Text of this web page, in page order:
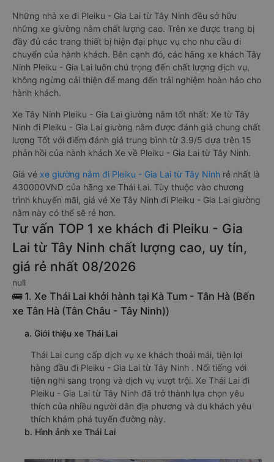
Những nhà xe đi Pleiku - Gia Lai từ Tây Ninh đều sở hữu
những xe giường nằm chất lượng cao. Trên xe được trang bị
đầy đủ các trang thiết bị hiện đại phục vụ cho nhu cầu di
chuyển của hành khách. Bên cạnh đó, các hãng xe khách Tây
Ninh Pleiku - Gia Lai luôn chú trọng đến chất lượng dịch vụ,
không ngừng cải thiện để mang đến trải nghiệm hoàn hảo cho
hành khách.
Xe Tây Ninh Pleiku - Gia Lai giường nằm tốt nhất: Xe từ Tây
Ninh đi Pleiku - Gia Lai giường nằm được đánh giá chung chất
lượng Tốt với điểm đánh giá trung bình từ 3.9/5 dựa trên 15
phản hồi của hành khách Xe về Pleiku - Gia Lai từ Tây Ninh.
Giá vé xe giường nằm đi Pleiku - Gia Lai từ Tây Ninh rẻ nhất là
430000VND của hãng xe Thái Lai. Tùy thuộc vào chương
trình khuyến mãi, giá vé Xe Tây Ninh đi Pleiku - Gia Lai giường
nằm này có thể sẽ rẻ hơn.
Tư vấn TOP 1 xe khách đi Pleiku - Gia
Lai từ Tây Ninh chất lượng cao, uy tín,
giá rẻ nhất 08/2026
null
🚌 1. Xe Thái Lai khởi hành tại Kà Tum - Tân Hà (Bến
xe Tân Hà (Tân Châu - Tây Ninh))
a. Giới thiệu xe Thái Lai
Thái Lai cung cấp dịch vụ xe khách thoải mái, tiện lợi
hàng đầu đi Pleiku - Gia Lai từ Tây Ninh . Nổi tiếng với
tiện nghi sang trọng và dịch vụ vượt trội. Xe Thái Lai đi
Pleiku - Gia Lai từ Tây Ninh đã trở thành lựa chọn yêu
thích của nhiều người dân địa phương và du khách yêu
thích khám phá tuyến đường này.
b. Hình ảnh xe Thái Lai